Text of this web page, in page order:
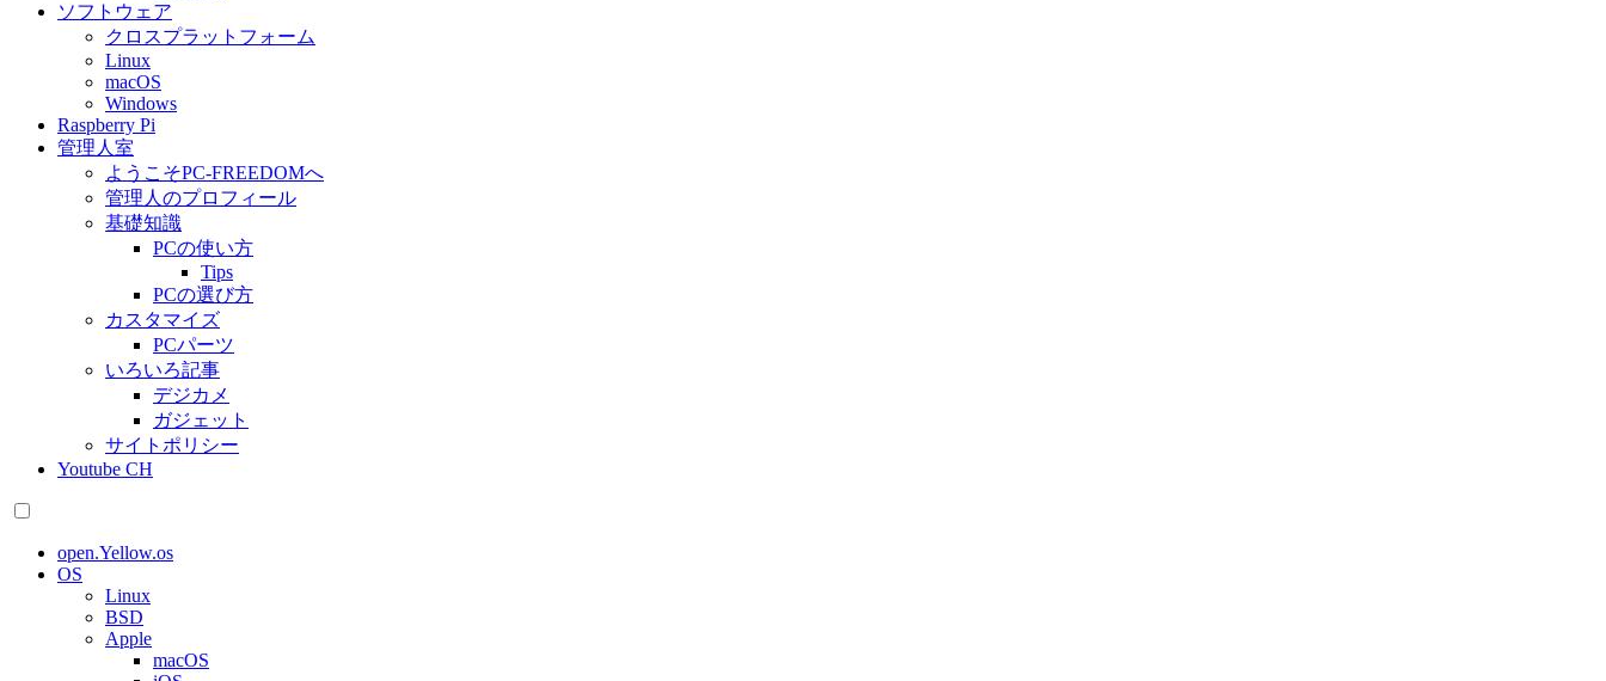
ソフトウェア
クロスプラットフォーム
Linux
macOS
Windows
Raspberry Pi
管理人室
ようこそPC-FREEDOMへ
管理人のプロフィール
基礎知識
PCの使い方
Tips
PCの選び方
カスタマイズ
PCパーツ
いろいろ記事
デジカメ
ガジェット
サイトポリシー
Youtube CH
open.Yellow.os
OS
Linux
BSD
Apple
macOS